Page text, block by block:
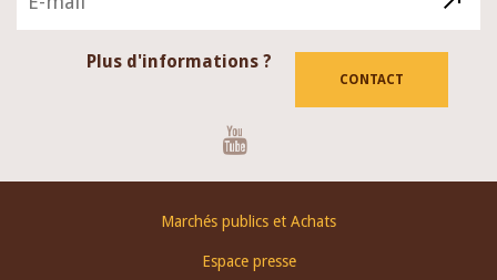
Plus d'informations ?
CONTACT
Marchés publics et Achats
Espace presse